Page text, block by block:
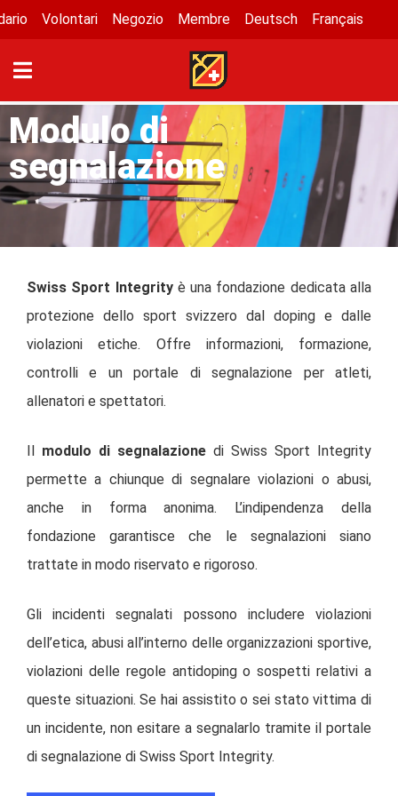
Volontari Negozio Membre Deutsch Français
Modulo di
segnalazione
Swiss Sport Integrityè una fondazione dedicata alla
protezione dello sport svizzero dal doping e dalle
violazioni etiche. Offre informazioni, formazione,
controlli e un portale di segnalazione per atleti,
allenatori e spettatori.
Il modulo di segnalazione di Swiss Sport Integrity
permette a chiunque di segnalare violazioni o abusi,
anche in forma anonima. L’indipendenza della
fondazione garantisce che le segnalazioni siano
trattate in modo riservato e rigoroso.
Gli incidenti segnalati possono includere violazioni
dell’etica, abusi all’interno delle organizzazioni sportive,
violazioni delle regole antidoping o sospetti relativi a
queste situazioni. Se hai assistito o sei stato vittima di
un incidente, non esitare a segnalarlo tramite il portale
di segnalazione di Swiss Sport Integrity.